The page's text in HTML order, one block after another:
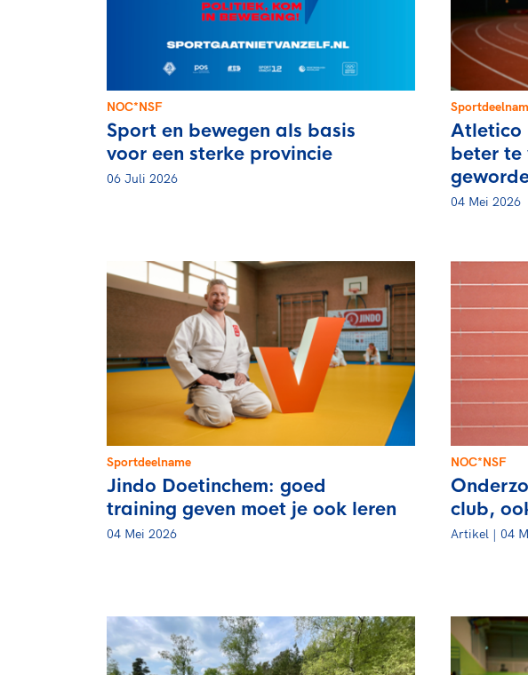
positionering van sport
Sportonderzoek
Sportakkoord II
Diversiteit en inclusie
Vitale clubs en bestuurlijk kader
NOC*NSF
Sport en bewegen als basis
voor een sterke provincie
06 Juli 2026
Atletico
beter te
04 Mei 2026
Sportdeelname
Jindo Doetinchem: goed
training geven moet je ook leren
04 Mei 2026
NOC*NSF
club,
Artikel | 04